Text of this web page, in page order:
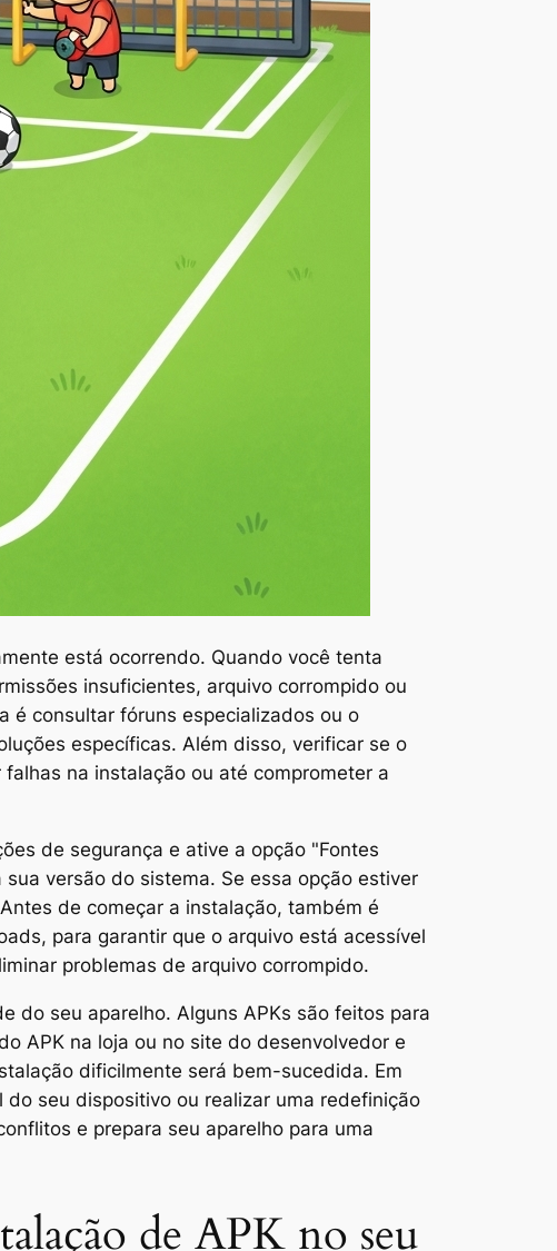
está ocorrendo. Quando você tenta
insuficientes, arquivo corrompido ou
é consultar fóruns especializados ou o
específicas. Além disso, verificar se o
na instalação ou até comprometer a
de segurança e ative a opção "Fontes
versão do sistema. Se essa opção estiver
de começar a instalação, também é
para garantir que o arquivo está acessível
problemas de arquivo corrompido.
do seu aparelho. Alguns APKs são feitos para
APK na loja ou no site do desenvolvedor e
dificilmente será bem-sucedida. Em
seu dispositivo ou realizar uma redefinição
e prepara seu aparelho para uma
de APK no seu